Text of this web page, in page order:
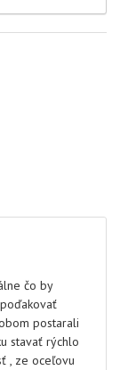
čo by
postarali
stavať rýchlo
, ze oceľovu